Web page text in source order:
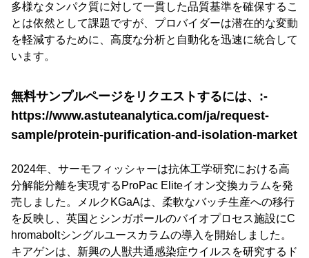
多様なタンパク質に対して一貫した品質基準を確保するこ
とは依然として課題ですが、プロバイダーは潜在的な変動
を軽減するために、高度な分析と自動化を迅速に統合して
います。
無料サンプルページをリクエストするには、:-
https://www.astuteanalytica.com/ja/request-
sample/protein-purification-and-isolation-market
2024年、サーモフィッシャーは抗体工学研究における高
分解能分離を実現するProPac Eliteイオン交換カラムを発
売しました。メルクKGaAは、柔軟なバッチ生産への移行
を反映し、英国とシンガポールのバイオプロセス施設にC
hromaboltシングルユースカラムの導入を開始しました。
キアゲンは、新興の人獣共通感染症ウイルスを研究するド